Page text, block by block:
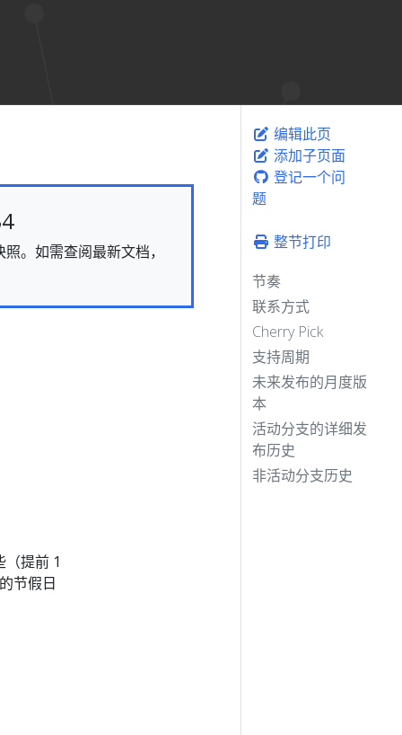
。如需查阅最新文档，
提前 1
节假日
编辑此页
添加子页面
登记一个问
题
整节打印
节奏
联系方式
Cherry Pick
支持周期
未来发布的月度版
本
活动分支的详细发
布历史
非活动分支历史